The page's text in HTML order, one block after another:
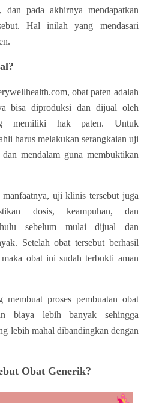
dan pada akhirnya mendapatkan
Hal inilah yang mendasari
obat paten adalah
bisa diproduksi dan dijual oleh
memiliki hak paten. Untuk
harus melakukan serangkaian uji
mendalam guna membuktikan
uji klinis tersebut juga
dosis, keampuhan, dan
sebelum mulai dijual dan
Setelah obat tersebut berhasil
obat ini sudah terbukti aman
proses pembuatan obat
biaya lebih banyak sehingga
lebih mahal dibandingkan dengan
Obat Generik?